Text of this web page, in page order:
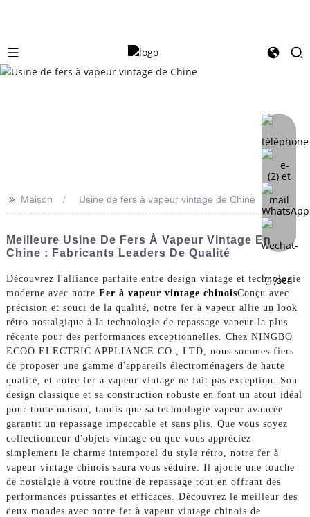
>> Maison Usine de fers à vapeur vintage de Chine
Meilleure Usine De Fers À Vapeur Vintage En
Chine : Fabricants Leaders De Qualité
Découvrez l'alliance parfaite entre design vintage et technologie
moderne avec notre Fer à vapeur vintage chinoisConçu avec
précision et souci de la qualité, notre fer à vapeur allie un look
rétro nostalgique à la technologie de repassage vapeur la plus
récente pour des performances exceptionnelles. Chez NINGBO
ECOO ELECTRIC APPLIANCE CO., LTD, nous sommes fiers
de proposer une gamme d'appareils électroménagers de haute
qualité, et notre fer à vapeur vintage ne fait pas exception. Son
design classique et sa construction robuste en font un atout idéal
pour toute maison, tandis que sa technologie vapeur avancée
garantit un repassage impeccable et sans plis. Que vous soyez
collectionneur d'objets vintage ou que vous appréciez
simplement le charme intemporel du style rétro, notre fer à
vapeur vintage chinois saura vous séduire. Il ajoute une touche
de nostalgie à votre routine de repassage tout en offrant des
performances puissantes et efficaces. Découvrez le meilleur des
deux mondes avec notre fer à vapeur vintage chinois de